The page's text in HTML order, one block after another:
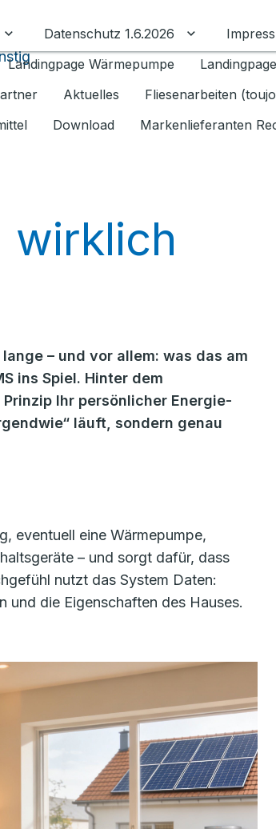
Untermenü für Ratgeber umschalten
Datenschutz 1.6.2026 Untermenü
Landingpage Wärmepumpe
Aktuelles Fliesenarbeiten
Download Markenlieferanten
wirklich
– und vor allem: was das am
ins Spiel. Hinter dem
Ihr persönlicher Energie-
läuft, sondern genau
eventuell eine Wärmepumpe,
– und sorgt dafür, dass
nutzt das System Daten:
und die Eigenschaften des Hauses.